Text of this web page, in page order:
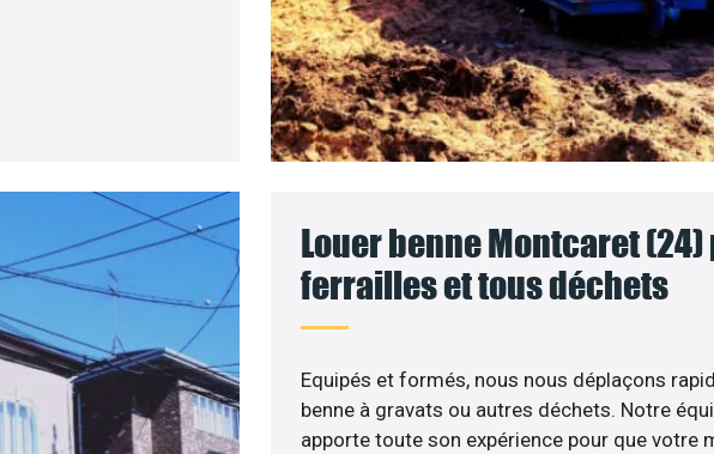
Louer benne Montcaret
ferrailles et tous déchets
Equipés et formés, nous nous déplaçons
benne à gravats ou autres déchets. Notre
apporte toute son expérience pour que votre